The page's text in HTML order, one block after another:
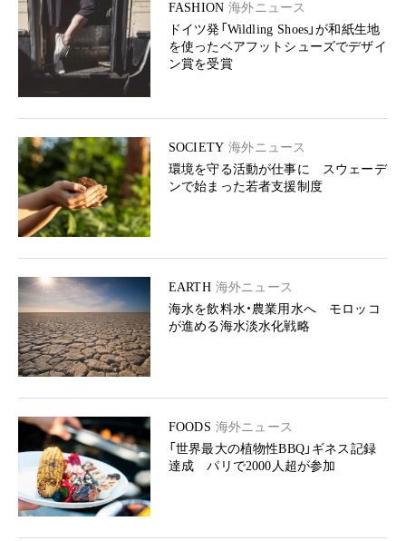
FASHION 海外ニュース
ドイツ発「Wildling Shoes」が和紙生地
を使ったベアフットシューズでデザイ
ン賞を受賞
SOCIETY 海外ニュース
環境を守る活動が仕事に スウェーデ
ンで始まった若者支援制度
EARTH 海外ニュース
海水を飲料水・農業用水へ モロッコ
が進める海水淡水化戦略
FOODS 海外ニュース
「世界最大の植物性BBQ」ギネス記録
達成 パリで2000人超が参加